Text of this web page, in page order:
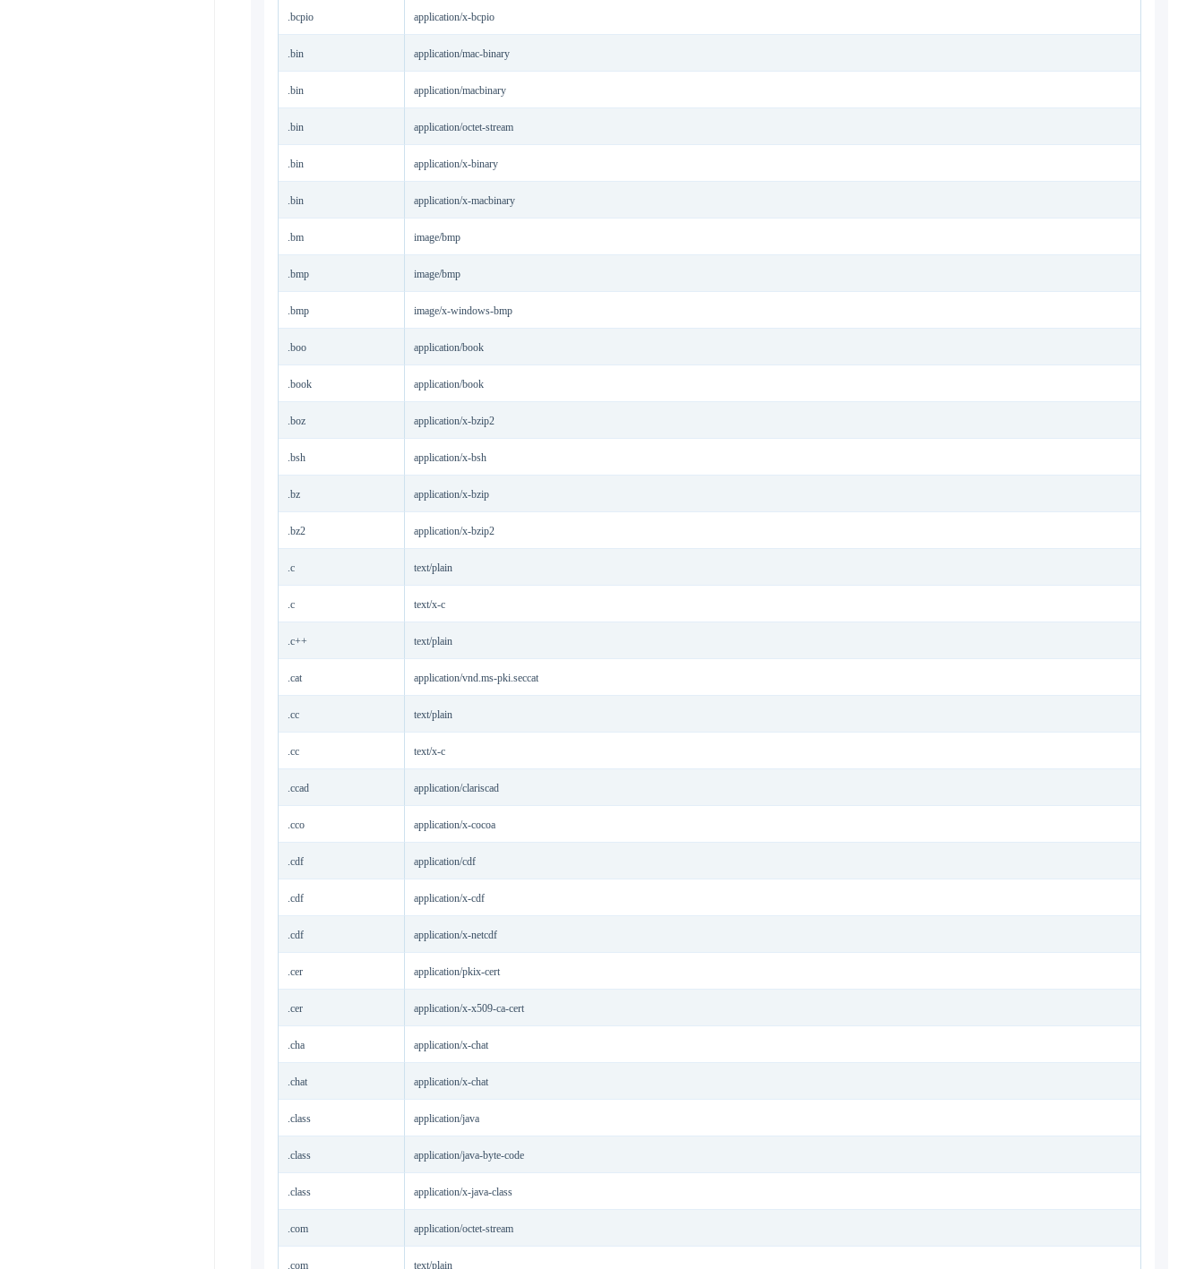
.bcpio application/x-bcpio
.bin application/mac-binary
.bin application/macbinary
.bin application/octet-stream
.bin application/x-binary
.bin application/x-macbinary
.bm image/bmp
.bmp image/bmp
.bmp image/x-windows-bmp
.boo application/book
.book application/book
.boz application/x-bzip2
.bsh application/x-bsh
.bz application/x-bzip
.bz2 application/x-bzip2
.c text/plain
.c text/x-c
.c++ text/plain
.cat application/vnd.ms-pki.seccat
.cc text/plain
.cc text/x-c
.ccad application/clariscad
.cco application/x-cocoa
.cdf application/cdf
.cdf application/x-cdf
.cdf application/x-netcdf
.cer application/pkix-cert
.cer application/x-x509-ca-cert
.cha application/x-chat
.chat application/x-chat
.class application/java
.class application/java-byte-code
.class application/x-java-class
.com application/octet-stream
.com text/plain